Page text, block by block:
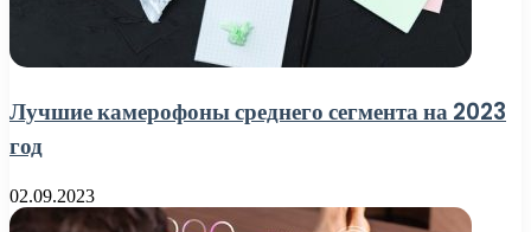
Лучшие камерофоны среднего сегмента на 2023
год
02.09.2023